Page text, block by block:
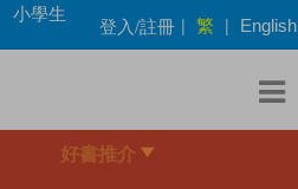
小學生
登入/註冊 | 繁 | English
好書推介